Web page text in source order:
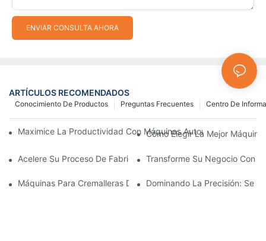
ENVIAR CONSULTA AHORA
ARTÍCULOS RECOMENDADOS
Centro De
Preguntas Frecuentes
Conocimiento De Productos
Maximice La Productividad Con Máquinas Automáticas Para
Cómo Elegir La Mejor
Acelere Su Proceso De Fabricación De Cremalleras Con
Transforme Su Negocio Con
Máquinas Para Cremalleras De Plástico: Una Guía Completa
Dominando La Precisión: Se